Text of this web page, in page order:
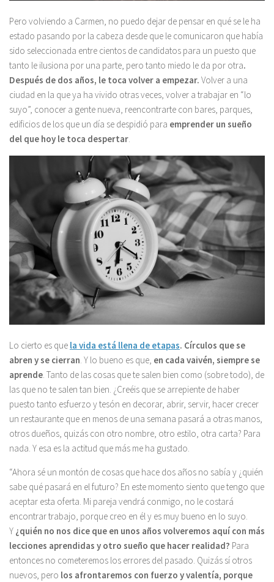
Pero volviendo a Carmen, no puedo dejar de pensar en qué se le ha
estado pasando por la cabeza desde que le comunicaron que había
sido seleccionada entre cientos de candidatos para un puesto que
tanto le ilusiona por una parte, pero tanto miedo le da por otra.
Después de dos años, le toca volver a empezar. Volver a una
ciudad en la que ya ha vivido otras veces, volver a trabajar en “lo
suyo”, conocer a gente nueva, reencontrarte con bares, parques,
edificios de los que un día se despidió para emprender un sueño
del que hoy le toca despertar
Lo cierto es que la vida está llena de etapas. Círculos que se
abren y se cierran. Y lo bueno es que, en cada vaivén, siempre se
aprende. Tanto de las cosas que te salen bien como (sobre todo), de
las que no te salen tan bien. ¿Creéis que se arrepiente de haber
puesto tanto esfuerzo y tesón en decorar, abrir, servir, hacer crecer
un restaurante que en menos de una semana pasará a otras manos,
otros dueños, quizás con otro nombre, otro estilo, otra carta? Para
nada. Y esa es la actitud que más me ha gustado.
“Ahora sé un montón de cosas que hace dos años no sabía y ¿quién
sabe qué pasará en el futuro? En este momento siento que tengo que
aceptar esta oferta. Mi pareja vendrá conmigo, no le costará
encontrar trabajo, porque creo en él y es muy bueno en lo suyo.
Y ¿quién no nos dice que en unos años volveremos aquí con más
lecciones aprendidas y otro sueño que hacer realidad? Para
entonces no cometeremos los errores del pasado. Quizás sí otros
nuevos, pero los afrontaremos con fuerzo y valentía, porque